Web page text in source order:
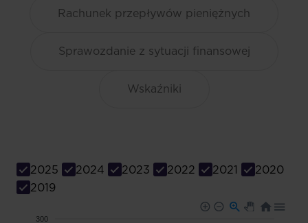
Rachunek przepływów pieniężnych
Sprawozdanie z sytuacji finansowej
Wskaźniki
2025 2024 2023 2022 2021
2020
2019
300